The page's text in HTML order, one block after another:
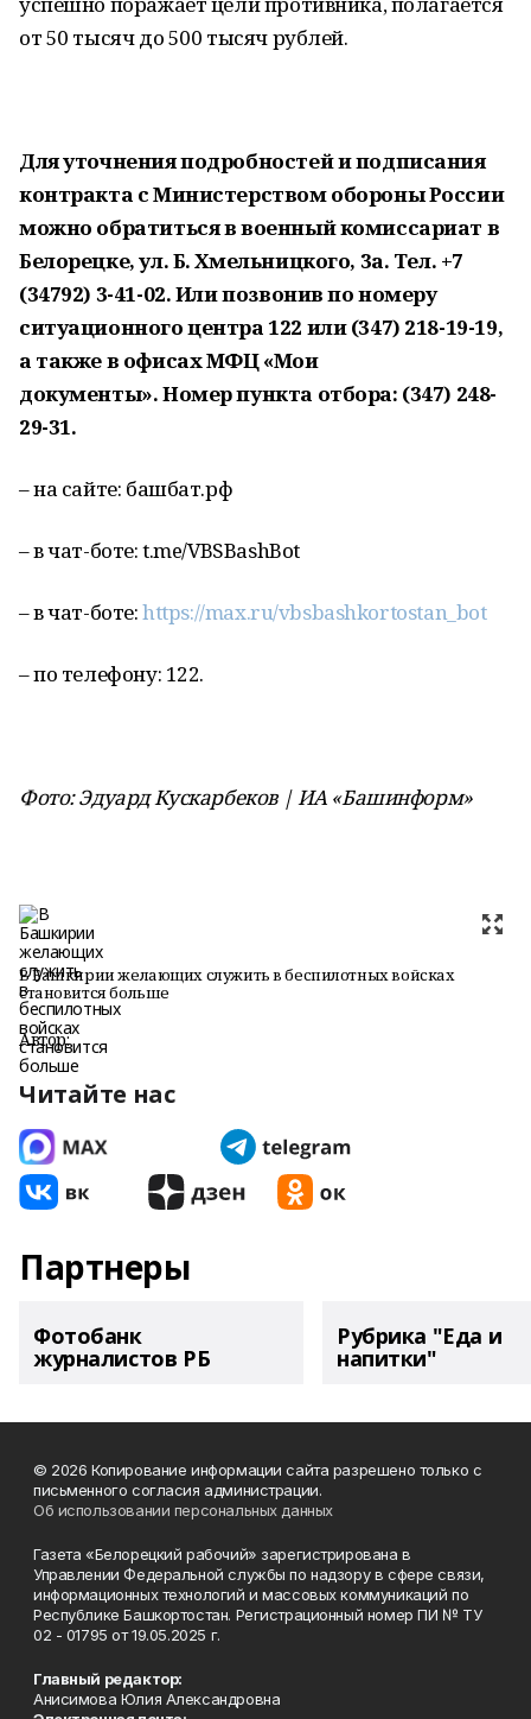
от 50 тысяч до 500 тысяч рублей.
Для уточнения подробностей и подписания
контракта с Министерством обороны России
можно обратиться в военный комиссариат в
Белорецке, ул. Б. Хмельницкого, 3а. Тел. +7
(34792) 3-41-02. Или позвонив по номеру
ситуационного центра 122 или (347) 218-19-19,
а также в офисах МФЦ «Мои
документы». Номер пункта отбора: (347) 248-
29-31.
– на сайте: башбат.рф
– в чат-боте: t.me/VBSBashBot
– в чат-боте:https://max.ru/vbsbashkortostan_bot
– по телефону: 122.
Фото: Эдуард Кускарбеков | ИА «Башинформ»
В Башкирии желающих служить в беспилотных войсках
становится больше
Автор:
Читайте нас
Партнеры
Фотобанк
журналистов РБ
Рубрика "Еда и
напитки"
© 2026 Копирование информации сайта разрешено только с
письменного согласия администрации.
Об использовании персональных данных
Газета «Белорецкий рабочий» зарегистрирована в
Управлении Федеральной службы по надзору в сфере связи,
информационных технологий и массовых коммуникаций по
Республике Башкортостан. Регистрационный номер ПИ № ТУ
02 - 01795 от 19.05.2025 г.
Главный редактор:
Анисимова Юлия Александровна